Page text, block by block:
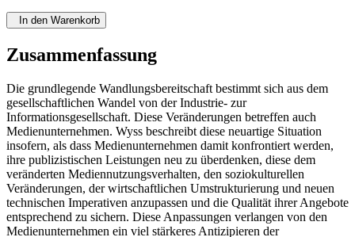
In den Warenkorb
Zusammenfassung
Die grundlegende Wandlungsbereitschaft bestimmt sich aus dem
gesellschaftlichen Wandel von der Industrie- zur
Informationsgesellschaft. Diese Veränderungen betreffen auch
Medienunternehmen. Wyss beschreibt diese neuartige Situation
insofern, als dass Medienunternehmen damit konfrontiert werden,
ihre publizistischen Leistungen neu zu überdenken, diese dem
veränderten Mediennutzungsverhalten, den soziokulturellen
Veränderungen, der wirtschaftlichen Umstrukturierung und neuen
technischen Imperativen anzupassen und die Qualität ihrer Angebote
entsprechend zu sichern. Diese Anpassungen verlangen von den
Medienunternehmen ein viel stärkeres Antizipieren der